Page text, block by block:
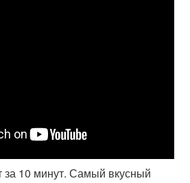
10 минут. Самый вкусный